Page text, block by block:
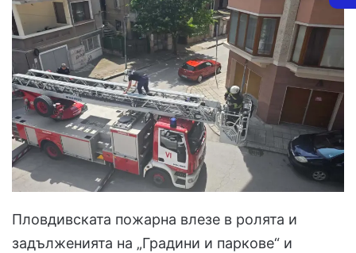
Пловдивската пожарна влезе в ролята и
задълженията на „Градини и паркове“ и